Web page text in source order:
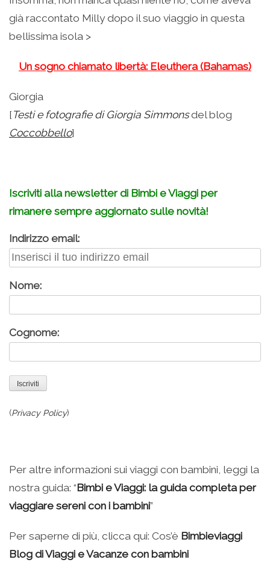
già raccontato Milly dopo il suo viaggio in questa
bellissima isola >
Un sogno chiamato libertà: Eleuthera (Bahamas)
Giorgia
[ Testi e fotografie di Giorgia Simmonsdel blog
Coccobbello]
Iscriviti alla newsletter di Bimbi e Viaggi per
rimanere sempre aggiornato sulle novità!
Indirizzo email:
Nome:
Cognome:
(Privacy Policy)
Per altre informazioni sui viaggi con bambini, leggi la
nostra guida: “Bimbi e Viaggi: la guida completa per
viaggiare sereni con i bambini”
Per saperne di più, clicca qui: Cos’è Bimbieviaggi
Blog di Viaggi e Vacanze con bambini